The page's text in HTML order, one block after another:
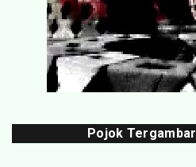
Pojok Tergambar